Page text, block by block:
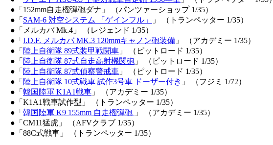
●「152mm自走榴弾砲ダナ」 （パンツァーショップ 1/35）
●「 SAM-6 対空システム 「ゲインフル」
」 （トランペッター 1/35）
●「メルカバ Mk.4」 （レジェンド 1/35）
●「 I.D.F. メルカバ MK.3 120mmキャノン砲装備 」 （アカデミー 1/35）
●「 陸上自衛隊 89式装甲戦闘車 」 （ピットロード 1/35）
●「 陸上自衛隊 87式自走高射機関砲 」 （ピットロード 1/35）
●「 陸上自衛隊 87式偵察警戒車 」 （ピットロード 1/35）
●「 陸上自衛隊 10式戦車 試作3号車 ドーザー付き 」 （フジミ 1/72）
●「 韓国陸軍 K1A1戦車 」 （アカデミー 1/35）
●「K1A1戦車試作型」 （トランペッター 1/35）
●「 韓国陸軍 K9 155mm 自走榴弾砲 」 （アカデミー 1/35）
●「CM11猛虎」 （AFVクラブ 1/35）
●「88C式戦車」 （トランペッター 1/35）